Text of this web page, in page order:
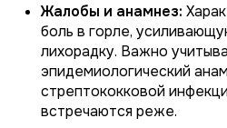
Жалобы и анамнез:
боль в горле,
лихорадку. Важно
эпидемиологический
стрептококковой
встречаются реже.